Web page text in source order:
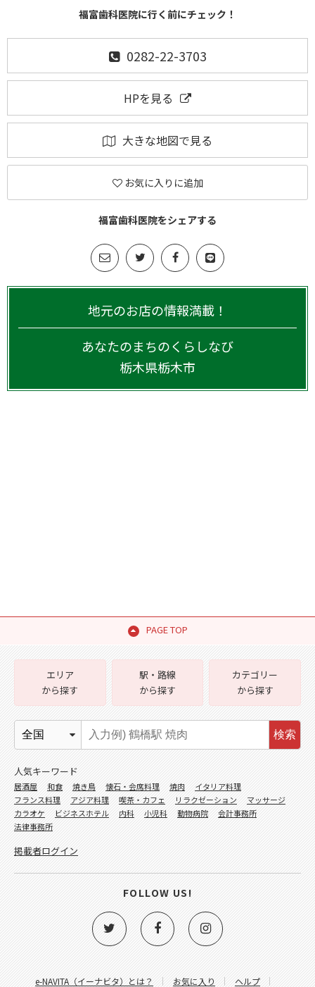
福富歯科医院に行く前にチェック！
0282-22-3703
HPを見る
大きな地図で見る
お気に入りに追加
福富歯科医院をシェアする
地元のお店の情報満載！
あなたのまちのくらしなび
栃木県栃木市
PAGE TOP
e-NAVITA（イーナビタ）とは？ お気に入り ヘルプ
エリア
から探す
駅・路線
から探す
カテゴリー
から探す
検索
人気キーワード
居酒屋 和食 焼き鳥 懐石・会席料理 焼肉
イタリア料理
フランス料理
アジア料理 喫茶・カフェ リラクゼーション
マッサージ
カラオケ
ビジネスホテル 内科 小児科 動物病院
会計事務所
法律事務所
掲載者ログイン
FOLLOW US!